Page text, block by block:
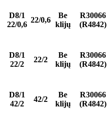
D8/1
22/0,6
22/0,6
Be
klijų
R30066
(R4842)
D8/1
22/2
22/2
Be
klijų
R30066
(R4842)
D8/1
42/2
42/2
Be
klijų
R30066
(R4842)